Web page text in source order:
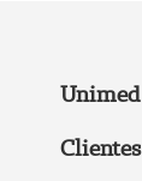
Unimed
Clientes